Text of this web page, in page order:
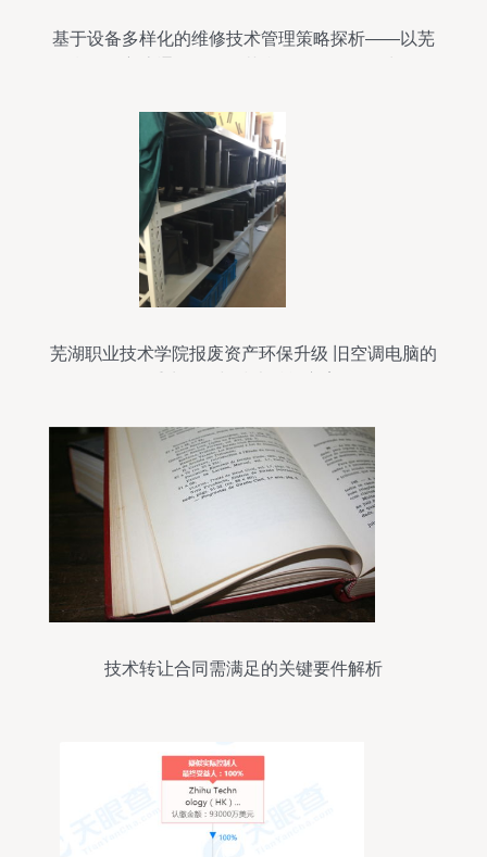
基于设备多样化的维修技术管理策略探析——以芜
芜湖职业技术学院报废资产环保升级 旧空调电脑的
技术转让合同需满足的关键要件解析